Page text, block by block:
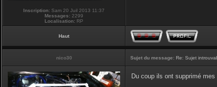
Inscription: Sam 20 Juil 2013 11:37
Messages: 2299
Localisation: RP
Haut
nico30 Sujet du message: Re: Sujet
Du coup ils ont supprimé